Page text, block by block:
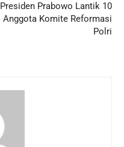
Presiden Prabowo Lantik 10
Anggota Komite Reformasi
Polri